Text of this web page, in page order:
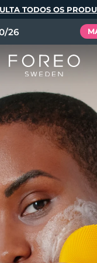
TODOS OS
26
As
Tech Elixir
Set
Deutsch
Italiano
Svenska
简体中文 繁